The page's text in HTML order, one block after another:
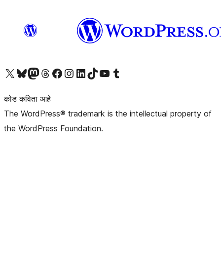
आमच्या X (एक्स) (पूर्वीचे ट्विटर) खात्याला भेट द्या आमच्या ब्लूस्की खात्याला भेट द्या.आमच्या Mastodon खात्याला भेट द्या.आमच्या थ्रेड्स खात्याला भेट द्या. आमच्या फेसबुक पेजला भेट द्या आमच्या इंस्टाग्राम खात्याला भेट द्या आमच्या लिंक्डइन खात्याला भेट द्या आमच्या टिकटॉक अकाउंटला भेट द्या.आमच्या यूट्यूब चॅनेलला भेट द्या आमच्या टंबलर खात्याला भेट द्या.
कोड कविता आहे
The WordPress® trademark is the intellectual property of
the WordPress Foundation.